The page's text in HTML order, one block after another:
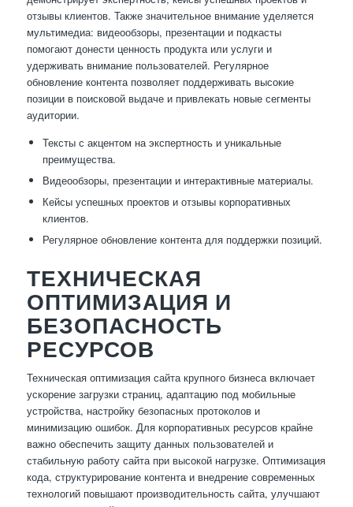
отзывы клиентов. Также значительное внимание уделяется
мультимедиа: видеообзоры, презентации и подкасты
помогают донести ценность продукта или услуги и
удерживать внимание пользователей. Регулярное
обновление контента позволяет поддерживать высокие
позиции в поисковой выдаче и привлекать новые сегменты
аудитории.
Тексты с акцентом на экспертность и уникальные
преимущества.
Видеообзоры, презентации и интерактивные материалы.
Кейсы успешных проектов и отзывы корпоративных
клиентов.
Регулярное обновление контента для поддержки позиций.
ТЕХНИЧЕСКАЯ
ОПТИМИЗАЦИЯ И
БЕЗОПАСНОСТЬ
РЕСУРСОВ
Техническая оптимизация сайта крупного бизнеса включает
ускорение загрузки страниц, адаптацию под мобильные
устройства, настройку безопасных протоколов и
минимизацию ошибок. Для корпоративных ресурсов крайне
важно обеспечить защиту данных пользователей и
стабильную работу сайта при высокой нагрузке. Оптимизация
кода, структурирование контента и внедрение современных
технологий повышают производительность сайта, улучшают